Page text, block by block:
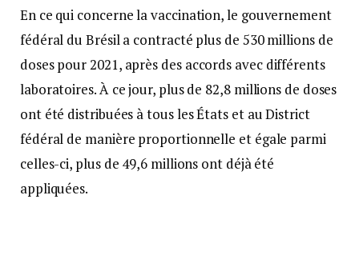
En ce qui concerne la vaccination, le gouvernement
fédéral du Brésil a contracté plus de 530 millions de
doses pour 2021, après des accords avec différents
laboratoires. À ce jour, plus de 82,8 millions de doses
ont été distribuées à tous les États et au District
fédéral de manière proportionnelle et égale parmi
celles-ci, plus de 49,6 millions ont déjà été
appliquées.